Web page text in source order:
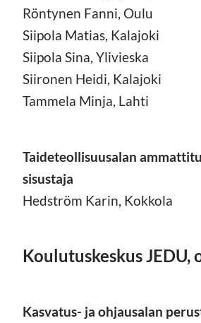
Röntynen Fanni, Oulu
Siipola Matias, Kalajoki
Siipola Sina, Ylivieska
Siironen Heidi, Kalajoki
Tammela Minja, Lahti
Taideteollisuusalan
sisustaja
Hedström Karin, Kokkola
Koulutuskeskus JEDU,
Kasvatus- ja ohjausalan